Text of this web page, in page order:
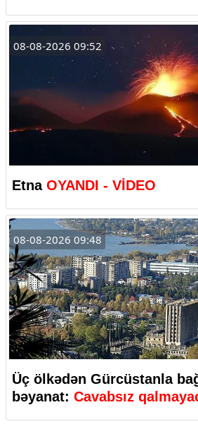
08-08-2026 09:52
Etna OYANDI - VİDEO
08-08-2026 09:48
Üç ölkədən Gürcüstanla
bəyanat: Cavabsız